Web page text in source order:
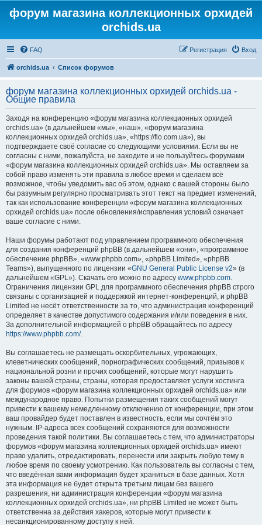
форум магазина коллекционных орхидей
orchids.ua
FAQ Вход
Регистрация
orchids.ua Список форумов
форум магазина коллекционных орхидей orchids.ua -
Общие правила
Заходя на конференцию «форум магазина коллекционных орхидей
orchids.ua» (в дальнейшем «мы», «наш», «форум магазина
коллекционных орхидей orchids.ua», «https://flo.com.ua»), вы
подтверждаете своё согласие со следующими условиями. Если вы не
согласны с ними, пожалуйста, не заходите и не пользуйтесь форумами
«форум магазина коллекционных орхидей orchids.ua». Мы оставляем за
собой право изменять эти правила в любое время и сделаем всё
возможное, чтобы уведомить вас об этом, однако с вашей стороны было
бы разумным регулярно просматривать этот текст на предмет изменений,
так как использование конференции «форум магазина коллекционных
орхидей orchids.ua» после обновления/исправления условий означает
ваше согласие с ними.
Наши форумы работают под управлением программного обеспечения
для создания конференций phpBB (в дальнейшем «они», «программное
обеспечение phpBB», «www.phpbb.com», «phpBB Limited», «phpBB
Teams»), выпущенного по лицензии «GNU General Public License v2» (в
дальнейшем «GPL»). Скачать его можно по адресу www.phpbb.com.
Ограничения лицензии GPL для программного обеспечения phpBB строго
связаны с организацией и поддержкой интернет-конференций, и phpBB
Limited не несёт ответственности за то, что администрация конференций
определяет в качестве допустимого содержания и/или поведения в них.
За дополнительной информацией о phpBB обращайтесь по адресу
https://www.phpbb.com/.
Вы соглашаетесь не размещать оскорбительных, угрожающих,
клеветнических сообщений, порнографических сообщений, призывов к
национальной розни и прочих сообщений, которые могут нарушить
законы вашей страны, страны, которая предоставляет услуги хостинга
для форумов «форум магазина коллекционных орхидей orchids.ua» или
международное право. Попытки размещения таких сообщений могут
привести к вашему немедленному отключению от конференции, при этом
ваш провайдер будет поставлен в известность, если мы сочтём это
нужным. IP-адреса всех сообщений сохраняются для возможности
проведения такой политики. Вы соглашаетесь с тем, что администраторы
форумов «форум магазина коллекционных орхидей orchids.ua» имеют
право удалить, отредактировать, перенести или закрыть любую тему в
любое время по своему усмотрению. Как пользователь вы согласны с тем,
что введённая вами информация будет храниться в базе данных. Хотя
эта информация не будет открыта третьим лицам без вашего
разрешения, ни администрация конференции «форум магазина
коллекционных орхидей orchids.ua», ни phpBB Limited не может быть
ответственна за действия хакеров, которые могут привести к
несанкционированному доступу к ней.